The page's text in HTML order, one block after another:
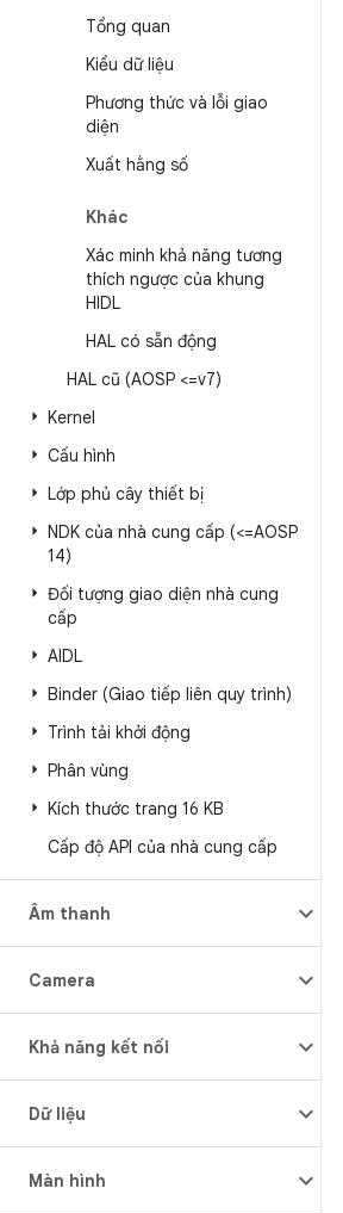
Tổng quan
Kiểu dữ liệu
Phương thức và lỗi giao
diện
Xuất hằng số
Khác
Xác minh khả năng tương
thích ngược của khung
HIDL
HAL có sẵn động
HAL cũ (AOSP <=v7)
Kernel
Cấu hình
Lớp phủ cây thiết bị
NDK của nhà cung cấp (<=AOSP
14)
Đối tượng giao diện nhà cung
cấp
AIDL
Binder (Giao tiếp liên quy trình)
Trình tải khởi động
Phân vùng
Kích thước trang 16 KB
Cấp độ API của nhà cung cấp
Âm thanh
Camera
Khả năng kết nối
Dữ liệu
Màn hình